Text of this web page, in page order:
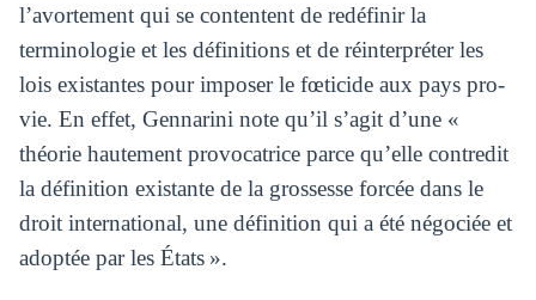
l’avortement qui se contentent de redéfinir la
terminologie et les définitions et de réinterpréter les
lois existantes pour imposer le fœticide aux pays pro-
vie. En effet, Gennarini note qu’il s’agit d’une «
théorie hautement provocatrice parce qu’elle contredit
la définition existante de la grossesse forcée dans le
droit international, une définition qui a été négociée et
adoptée par les États ».